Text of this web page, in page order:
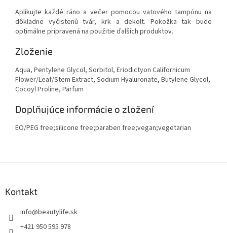
Aplikujte každé ráno a večer pomocou vatového tampónu na
dôkladne vyčistenú tvár, krk a dekolt. Pokožka tak bude
optimálne pripravená na použitie ďalších produktov.
Zloženie
Aqua, Pentylene Glycol, Sorbitol, Eriodictyon Californicum
Flower/Leaf/Stem Extract, Sodium Hyaluronate, Butylene Glycol,
Cocoyl Proline, Parfum
Doplňujúce informácie o zložení
EO/PEG free;silicone free;paraben free;vegan;vegetarian
Kontakt
info@beautylife.sk
+421 950 595 978